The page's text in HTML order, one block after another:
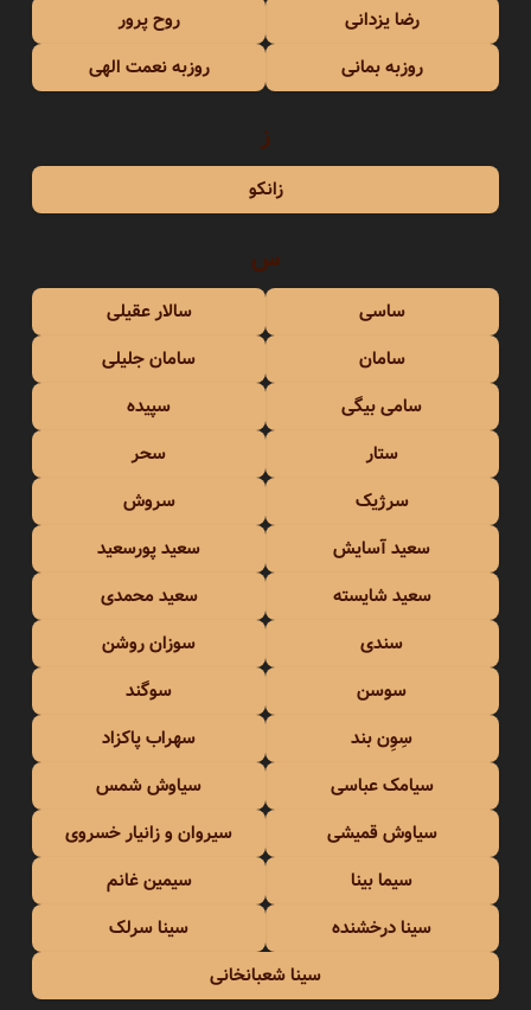
رضا یزدانی
روح پرور
روزبه بمانی
روزبه نعمت الهی
ز
زانکو
س
ساسی
سالار عقیلی
سامان
سامان جلیلی
سامی بیگی
سپیده
ستار
سحر
سرژیک
سروش
سعید آسایش
سعید پورسعید
سعید شایسته
سعید محمدی
سندی
سوزان روشن
سوسن
سوگند
سِوِن بند
سهراب پاکزاد
سیامک عباسی
سیاوش شمس
سیاوش قمیشی
سیروان و زانیار خسروی
سیما بینا
سیمین غانم
سینا درخشنده
سینا سرلک
سینا شعبانخانی